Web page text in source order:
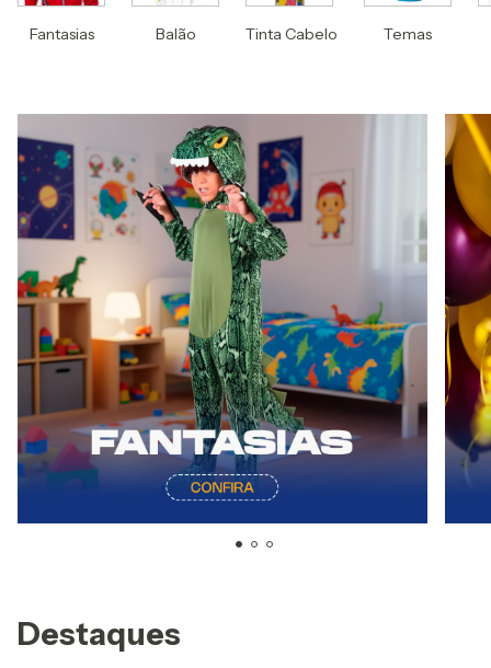
Fantasias Balão Tinta Cabelo Temas
Destaques